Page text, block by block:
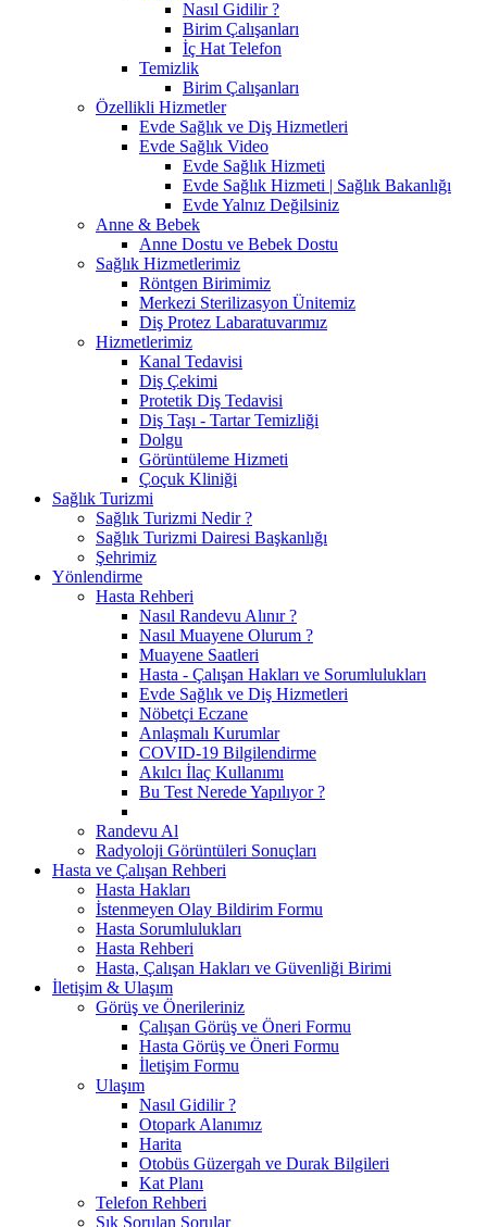
Nasıl Gidilir ?
Birim Çalışanları
İç Hat Telefon
Temizlik
Birim Çalışanları
Özellikli Hizmetler
Evde Sağlık ve Diş Hizmetleri
Evde Sağlık Video
Evde Sağlık Hizmeti
Evde Sağlık Hizmeti | Sağlık Bakanlığı
Evde Yalnız Değilsiniz
Anne & Bebek
Anne Dostu ve Bebek Dostu
Sağlık Hizmetlerimiz
Röntgen Birimimiz
Merkezi Sterilizasyon Ünitemiz
Diş Protez Labaratuvarımız
Hizmetlerimiz
Kanal Tedavisi
Diş Çekimi
Protetik Diş Tedavisi
Diş Taşı - Tartar Temizliği
Dolgu
Görüntüleme Hizmeti
Çoçuk Kliniği
Sağlık Turizmi
Sağlık Turizmi Nedir ?
Sağlık Turizmi Dairesi Başkanlığı
Şehrimiz
Yönlendirme
Hasta Rehberi
Nasıl Randevu Alınır ?
Nasıl Muayene Olurum ?
Muayene Saatleri
Hasta - Çalışan Hakları ve Sorumlulukları
Evde Sağlık ve Diş Hizmetleri
Nöbetçi Eczane
Anlaşmalı Kurumlar
COVID-19 Bilgilendirme
Akılcı İlaç Kullanımı
Bu Test Nerede Yapılıyor ?
Randevu Al
Radyoloji Görüntüleri Sonuçları
Hasta ve Çalışan Rehberi
Hasta Hakları
İstenmeyen Olay Bildirim Formu
Hasta Sorumlulukları
Hasta Rehberi
Hasta, Çalışan Hakları ve Güvenliği Birimi
İletişim & Ulaşım
Görüş ve Önerileriniz
Çalışan Görüş ve Öneri Formu
Hasta Görüş ve Öneri Formu
İletişim Formu
Ulaşım
Nasıl Gidilir ?
Otopark Alanımız
Harita
Otobüs Güzergah ve Durak Bilgileri
Kat Planı
Telefon Rehberi
Sık Sorulan Sorular